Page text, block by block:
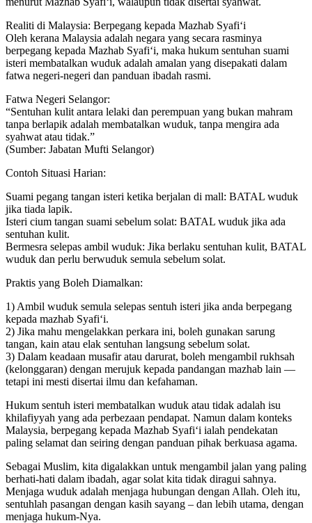
Realiti di Malaysia: Berpegang kepada Mazhab Syafi‘i
Oleh kerana Malaysia adalah negara yang secara rasminya
berpegang kepada Mazhab Syafi‘i, maka hukum sentuhan suami
isteri membatalkan wuduk adalah amalan yang disepakati dalam
fatwa negeri-negeri dan panduan ibadah rasmi.
Fatwa Negeri Selangor:
“Sentuhan kulit antara lelaki dan perempuan yang bukan mahram
tanpa berlapik adalah membatalkan wuduk, tanpa mengira ada
syahwat atau tidak.”
(Sumber: Jabatan Mufti Selangor)
Contoh Situasi Harian:
Suami pegang tangan isteri ketika berjalan di mall: BATAL wuduk
jika tiada lapik.
Isteri cium tangan suami sebelum solat: BATAL wuduk jika ada
sentuhan kulit.
Bermesra selepas ambil wuduk: Jika berlaku sentuhan kulit, BATAL
wuduk dan perlu berwuduk semula sebelum solat.
Praktis yang Boleh Diamalkan:
1) Ambil wuduk semula selepas sentuh isteri jika anda berpegang
kepada mazhab Syafi‘i.
2) Jika mahu mengelakkan perkara ini, boleh gunakan sarung
tangan, kain atau elak sentuhan langsung sebelum solat.
3) Dalam keadaan musafir atau darurat, boleh mengambil rukhsah
(kelonggaran) dengan merujuk kepada pandangan mazhab lain —
tetapi ini mesti disertai ilmu dan kefahaman.
Hukum sentuh isteri membatalkan wuduk atau tidak adalah isu
khilafiyyah yang ada perbezaan pendapat. Namun dalam konteks
Malaysia, berpegang kepada Mazhab Syafi‘i ialah pendekatan
paling selamat dan seiring dengan panduan pihak berkuasa agama.
Sebagai Muslim, kita digalakkan untuk mengambil jalan yang paling
berhati-hati dalam ibadah, agar solat kita tidak diragui sahnya.
Menjaga wuduk adalah menjaga hubungan dengan Allah. Oleh itu,
sentuhlah pasangan dengan kasih sayang – dan lebih utama, dengan
menjaga hukum-Nya.